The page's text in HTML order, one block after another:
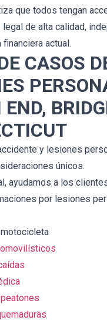
que todos tengan
de alta calidad,
actual.
CASOS
y lesiones
únicos.
ayudamos a los
por lesiones